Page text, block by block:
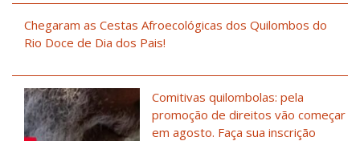
Chegaram as Cestas Afroecológicas dos Quilombos do
Rio Doce de Dia dos Pais!
Comitivas quilombolas: pela
promoção de direitos vão começar
em agosto. Faça sua inscrição